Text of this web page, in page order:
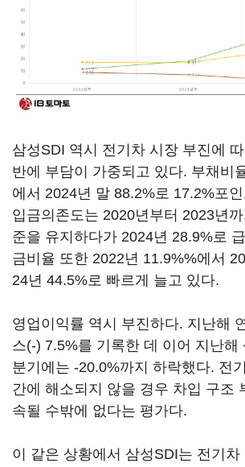
삼성SDI 역시 전기차 시장 부진에
반에 부담이 가중되고 있다. 부채비
에서 2024년 말 88.2%로 17.2%포
입금의존도는 2020년부터 2023년
준을 유지하다가 2024년 28.9%로
금비율 또한 2022년 11.9%%에서
24년 44.5%로 빠르게 늘고 있다.
영업이익률 역시 부진하다. 지난해
스(-) 7.5%를 기록한 데 이어 지난해
분기에는 -20.0%까지 하락했다. 전
간에 해소되지 않을 경우 차입 구조
속될 수밖에 없다는 평가다.
이 같은 상황에서 삼성SDI는 전기차